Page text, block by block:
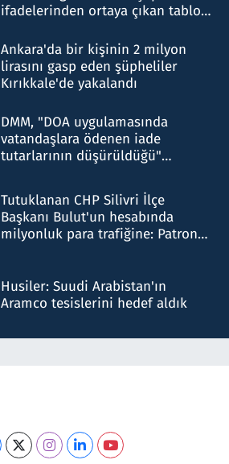
ifadelerinden ortaya çıkan tablo
Ankara'da bir kişinin 2 milyon
lirasını gasp eden şüpheliler
Kırıkkale'de yakalandı
DMM, "DOA uygulamasında
vatandaşlara ödenen iade
tutarlarının düşürüldüğü"
Tutuklanan CHP Silivri İlçe
Başkanı Bulut'un hesabında
milyonluk para trafiğine: Patron
Husiler: Suudi Arabistan'ın
Aramco tesislerini hedef aldık